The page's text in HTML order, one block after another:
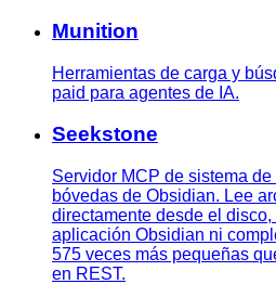
Munition
Herramientas de carga y
paid para agentes de IA.
Seekstone
Servidor MCP de sistema
bóvedas de Obsidian. Lee
directamente desde el
aplicación Obsidian ni
575 veces más pequeñas
en REST.